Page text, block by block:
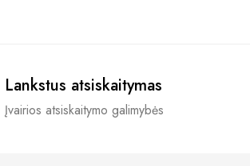
Lankstus atsiskaitymas
Įvairios atsiskaitymo galimybės